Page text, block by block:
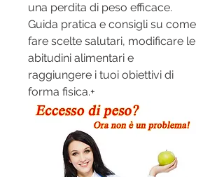
una perdita di peso efficace.
Guida pratica e consigli su come
fare scelte salutari, modificare le
abitudini alimentari e
raggiungere i tuoi obiettivi di
forma fisica.+